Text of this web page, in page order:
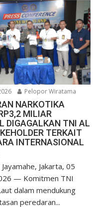
Pelopor Wiratama
NARKOTIKA
MILIAR
DIGAGALKAN TNI AL
TERKAIT
INTERNASIONAL
Jakarta, 05
— Komitmen TNI
dalam mendukung
peredaran...